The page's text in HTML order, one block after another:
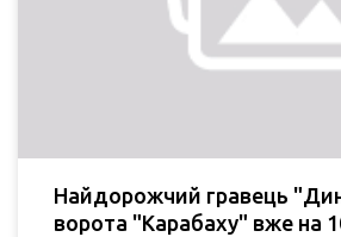
Найдорожчий гравець
ворота "Карабаху" вже на